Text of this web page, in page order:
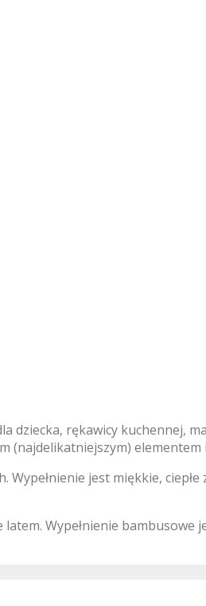
rękawicy kuchennej,
(najdelikatniejszym)
jest miękkie,
Wypełnienie